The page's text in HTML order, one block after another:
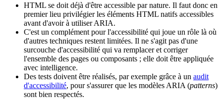
HTML se doit déjà d'être accessible par nature. Il faut donc en
premier lieu privilégier les éléments HTML natifs accessibles
avant d'avoir à utiliser ARIA.
C'est un complément pour l'accessibilité qui joue un rôle là où
d'autres techniques restent limitées. Il ne s'agit pas d'une
surcouche d'accessibilité qui va remplacer et corriger
l'ensemble des pages ou composants ; elle doit être appliquée
avec intelligence.
Des tests doivent être réalisés, par exemple grâce à un audit
d'accessibilité, pour s'assurer que les modèles ARIA (patterns)
sont bien respectés.